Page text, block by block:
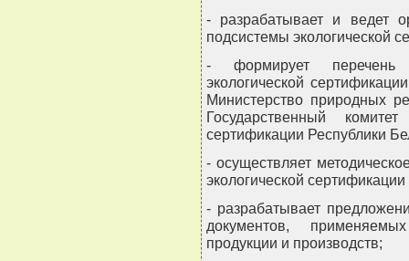
- разрабатывает и ведет
подсистемы экологической
- формирует перечень
экологической
Министерство природных
Государственный
сертификации Республики
- осуществляет
экологической
- разрабатывает
документов,
продукции и производств;